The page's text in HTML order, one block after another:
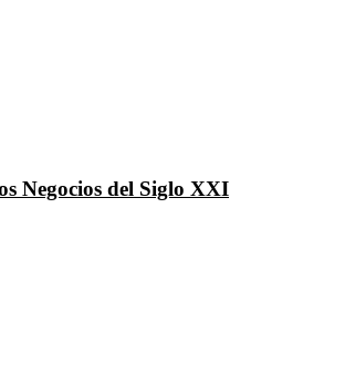
Negocios del Siglo XXI